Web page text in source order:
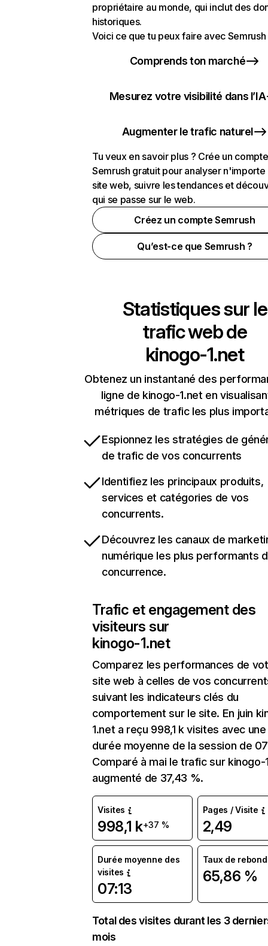
propriétaire au monde, qui inclut des
historiques.
Voici ce que tu peux faire avec Semrush
Comprends ton marché
Mesurez votre visibilité dans l’IA
Augmenter le trafic naturel
Tu veux en savoir plus ? Crée un compte
Semrush gratuit pour analyser n'importe
site web, suivre les tendances et
qui se passe sur le web.
Créez un compte Semrush
Qu’est-ce que Semrush ?
Statistiques sur le
trafic web de
kinogo-1.net
Obtenez un instantané des
ligne de kinogo-1.net en
métriques de trafic les plus
Espionnez les stratégies de
de trafic de vos concurrents
Identifiez les principaux produits,
services et catégories de vos
concurrents.
Découvrez les canaux de
numérique les plus performants
concurrence.
Trafic et engagement des
visiteurs sur
kinogo-1.net
Comparez les performances de
site web à celles de vos
suivant les indicateurs clés du
comportement sur le site. En juin
1.net a reçu 998,1 k visites avec une
durée moyenne de la session de
Comparé à mai le trafic sur kinogo-
augmenté de 37,43 %.
Visites
998,1 k+37 %
Pages / Visite
2,49
Durée moyenne des
visites
07:13
Taux de rebond
65,86 %
Total des visites durant les 3
mois